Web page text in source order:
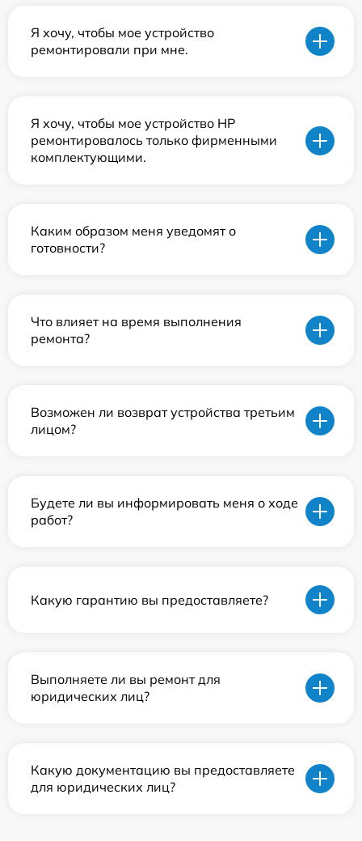
Я хочу, чтобы мое устройство
ремонтировали при мне.
Я хочу, чтобы мое устройство HP
ремонтировалось только фирменными
комплектующими.
Каким образом меня уведомят о
готовности?
Что влияет на время выполнения
ремонта?
Возможен ли возврат устройства третьим
лицом?
Будете ли вы информировать меня о ходе
работ?
Какую гарантию вы предоставляете?
Выполняете ли вы ремонт для
юридических лиц?
Какую документацию вы предоставляете
для юридических лиц?